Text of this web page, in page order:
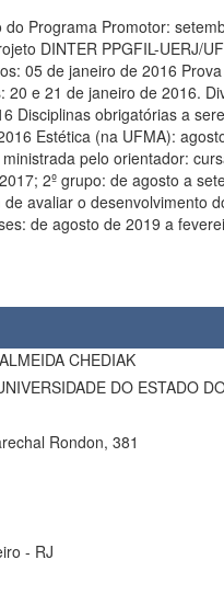
Programa Promotor:
DINTER PPGFIL-UERJ/
05 de janeiro de 2016
e 21 de janeiro de 2016.
Disciplinas obrigatórias a
Estética (na UFMA):
pelo orientador:
2º grupo: de agosto a
avaliar o desenvolvimento
de agosto de 2019 a
CHEDIAK
DO ESTADO
Rondon, 381
- RJ